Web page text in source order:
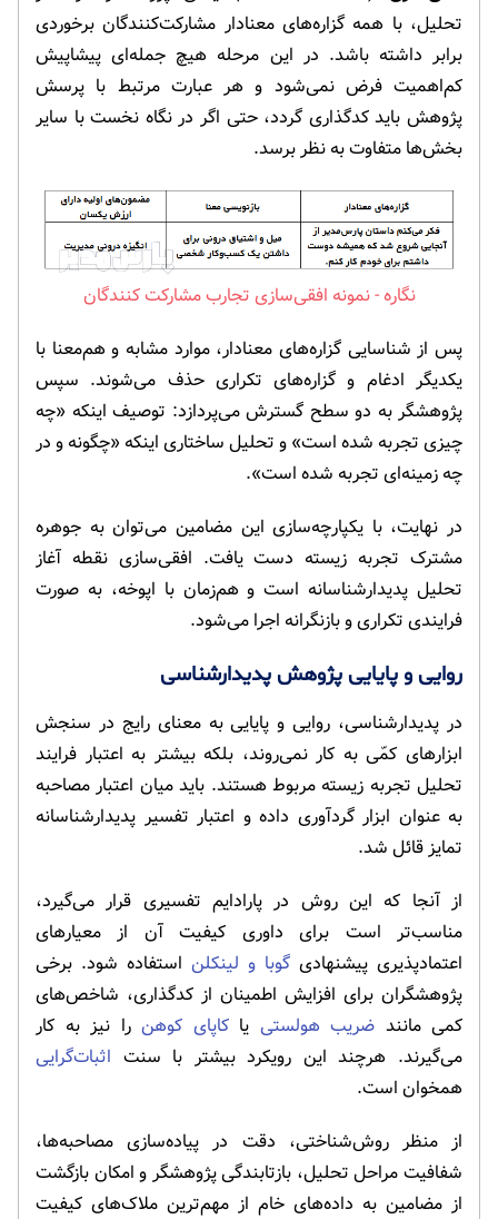
تحلیل، با همه گزاره‌های معنادار مشارکت‌کنندگان برخوردی
برابر داشته باشد. در این مرحله هیچ جمله‌ای پیشاپیش
کم‌اهمیت فرض نمی‌شود و هر عبارت مرتبط با پرسش
پژوهش باید کدگذاری گردد، حتی اگر در نگاه نخست با سایر
بخش‌ها متفاوت به نظر برسد.
نمونه افقی‌سازی تجارب مشارکت کنندگان
پس از شناسایی گزاره‌های معنادار، موارد مشابه و هم‌معنا با
یکدیگر ادغام و گزاره‌های تکراری حذف می‌شوند. سپس
پژوهشگر به دو سطح گسترش می‌پردازد: توصیف اینکه «چه
چیزی تجربه شده است» و تحلیل ساختاری اینکه «چگونه و در
چه زمینه‌ای تجربه شده است».
در نهایت، با یکپارچه‌سازی این مضامین می‌توان به جوهره
مشترک تجربه زیسته دست یافت. افقی‌سازی نقطه آغاز
تحلیل پدیدارشناسانه است و هم‌زمان با اپوخه، به صورت
فرایندی تکراری و بازنگرانه اجرا می‌شود.
روایی و پایایی پژوهش پدیدارشناسی
در پدیدارشناسی، روایی و پایایی به معنای رایج در سنجش
ابزارهای کمّی به کار نمی‌روند، بلکه بیشتر به اعتبار فرایند
تحلیل تجربه زیسته مربوط هستند. باید میان اعتبار مصاحبه
به عنوان ابزار گردآوری داده و اعتبار تفسیر پدیدارشناسانه
تمایز قائل شد.
از آنجا که این روش در پارادایم تفسیری قرار می‌گیرد،
مناسب‌تر است برای داوری کیفیت آن از معیارهای
اعتمادپذیری پیشنهادی گوبا و لینکلن استفاده شود. برخی
پژوهشگران برای افزایش اطمینان از کدگذاری، شاخص‌های
کمی مانند ضریب هولستی یاکاپای کوهن را نیز به کار
می‌گیرند. هرچند این رویکرد بیشتر با سنت اثبات‌گرایی
همخوان است.
از منظر روش‌شناختی، دقت در پیاده‌سازی مصاحبه‌ها،
شفافیت مراحل تحلیل، بازتابندگی پژوهشگر و امکان بازگشت
از مضامین به داده‌های خام از مهم‌ترین ملاک‌های کیفیت